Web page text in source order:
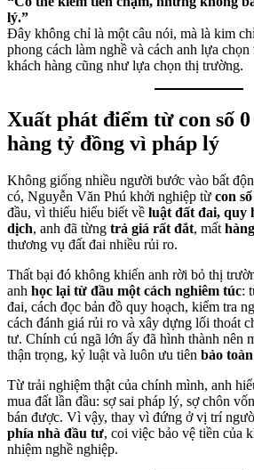
lý.”
Đây không chỉ là một câu nói, mà là kim
phong cách làm nghề và cách anh lựa
khách hàng cũng như lựa chọn thị trường.
Xuất phát điểm từ con số
hàng tỷ đồng vì pháp lý
Không giống nhiều người bước vào bất
có, Nguyễn Văn Phú khởi nghiệp từ con
đầu, vì thiếu hiểu biết về luật đất đai, quy
dịch, anh đã từng trả giá rất đắt, mất
thương vụ đất đai nhiều rủi ro.
Thất bại đó không khiến anh rời bỏ thị
anh học lại từ đầu một cách nghiêm túc:
đai, cách đọc bản đồ quy hoạch, kiểm tra
cách đánh giá rủi ro và xây dựng lối thoát
tư. Chính cú ngã lớn ấy đã hình thành nên
thận trọng, kỷ luật và luôn ưu tiên bảo
Từ trải nghiệm thật của chính mình, anh
mua đất lần đầu: sợ sai pháp lý, sợ chôn
bán được. Vì vậy, thay vì đứng ở vị trí
phía nhà đầu tư, coi việc bảo vệ tiền của
nhiệm nghề nghiệp.